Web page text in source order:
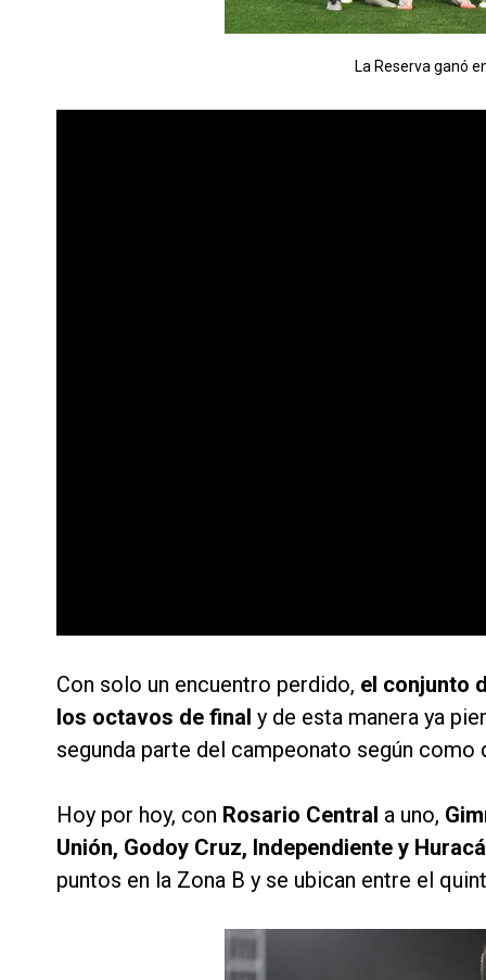
La Reserva ganó
Con solo un encuentro perdido, el conjunto
los octavos de final y de esta manera ya
segunda parte del campeonato según como
Hoy por hoy, con Rosario Central a uno,
Unión, Godoy Cruz, Independiente y
puntos en la Zona B y se ubican entre el